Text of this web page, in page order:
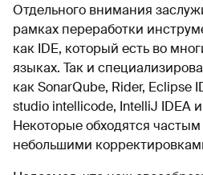
Отдельного внимания
рамках переработки
как IDE, который есть во
языках. Так и
как SonarQube, Rider, Eclipse
studio intellicode, IntelliJ IDEA
Некоторые обходятся
небольшими